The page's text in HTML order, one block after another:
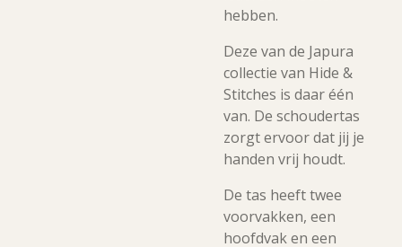
hebben.
Deze van de Japura
collectie van Hide &
Stitches is daar één
van. De schoudertas
zorgt ervoor dat jij je
handen vrij houdt.
De tas heeft twee
voorvakken, een
hoofdvak en een